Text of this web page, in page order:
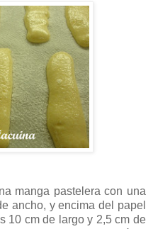
manga pastelera con una
ancho, y encima del papel
10 cm de largo y 2,5 cm de